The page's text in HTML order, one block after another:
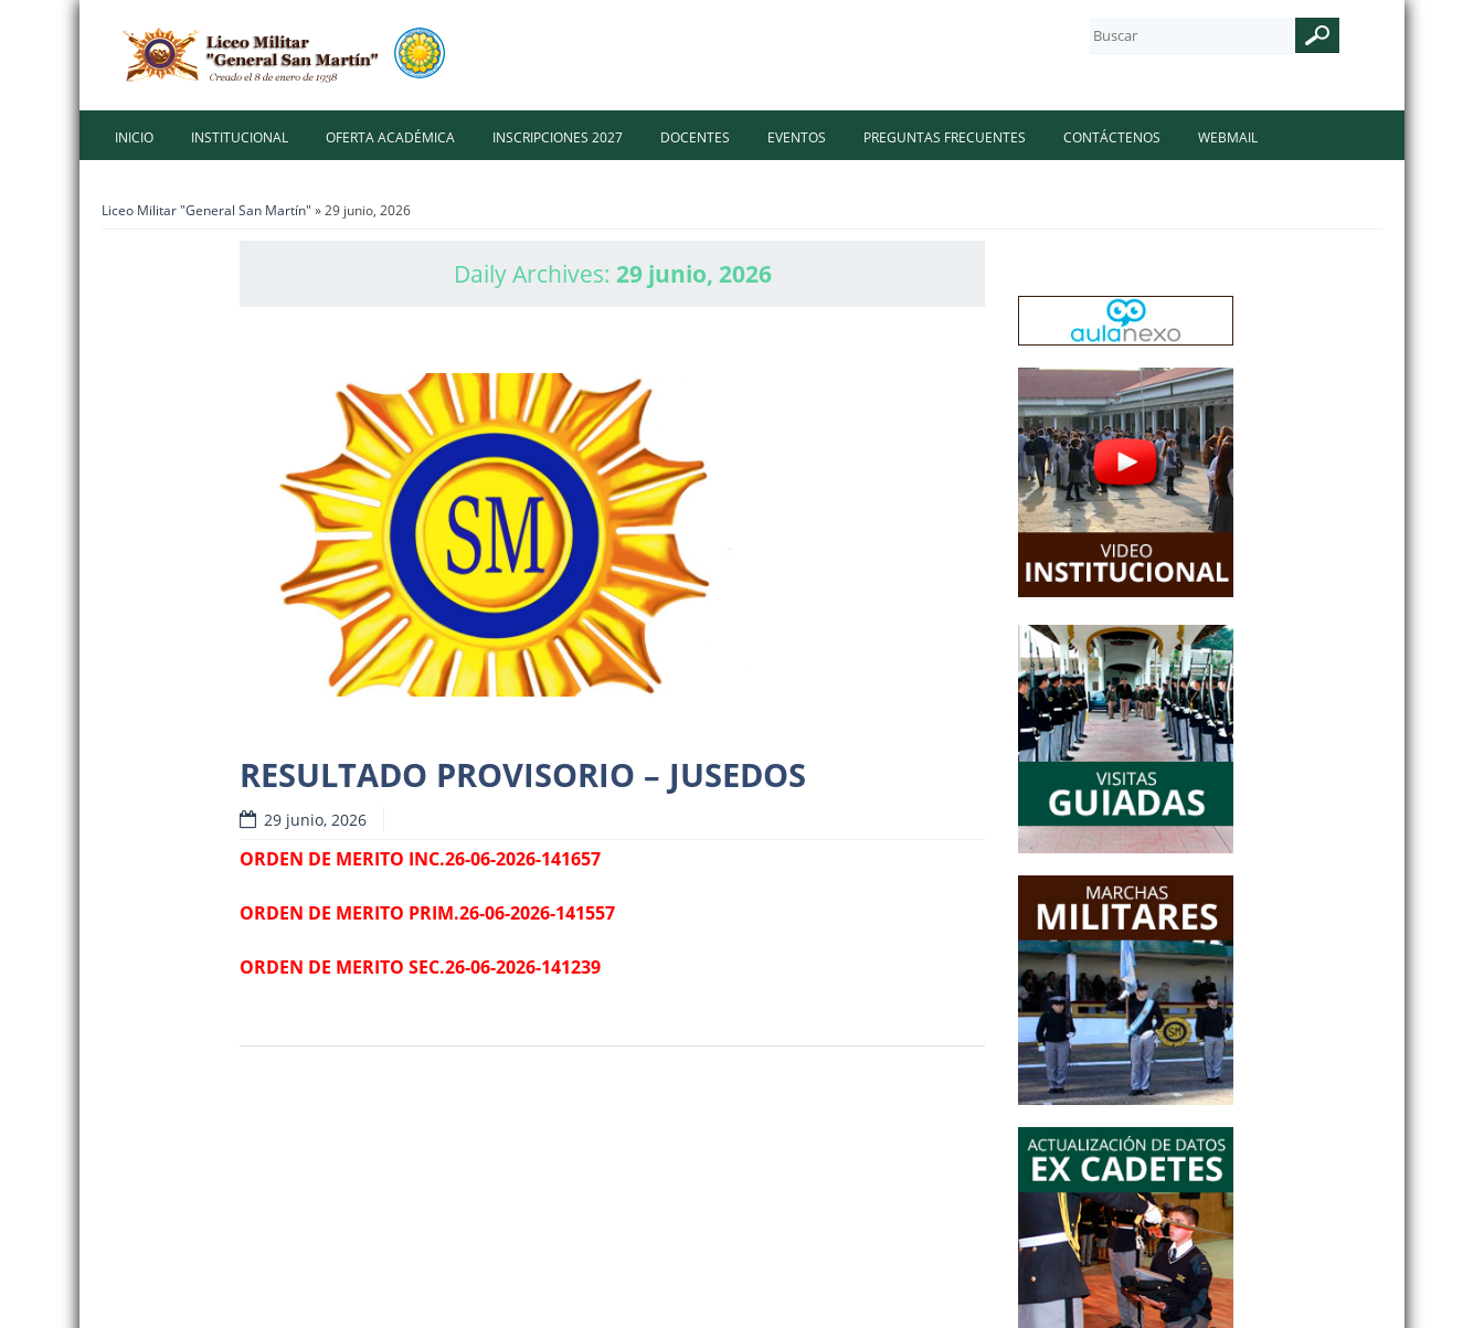
INICIO INSTITUCIONAL OFERTA ACADÉMICA INSCRIPCIONES 2027 DOCENTES EVENTOS PREGUNTAS FRECUENTES CONTÁCTENOS WEBMAIL
Liceo Militar "General San Martín" » 29 junio, 2026
Daily Archives: 29 junio, 2026
Read more
RESULTADO PROVISORIO – JUSEDOS
29 junio, 2026
ORDEN DE MERITO INC.26-06-2026-141657
ORDEN DE MERITO PRIM.26-06-2026-141557
ORDEN DE MERITO SEC.26-06-2026-141239